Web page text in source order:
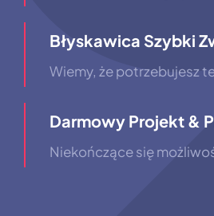
Błyskawica Szybki
Wiemy, że potrzebujesz
Darmowy Projekt &
Niekończące się